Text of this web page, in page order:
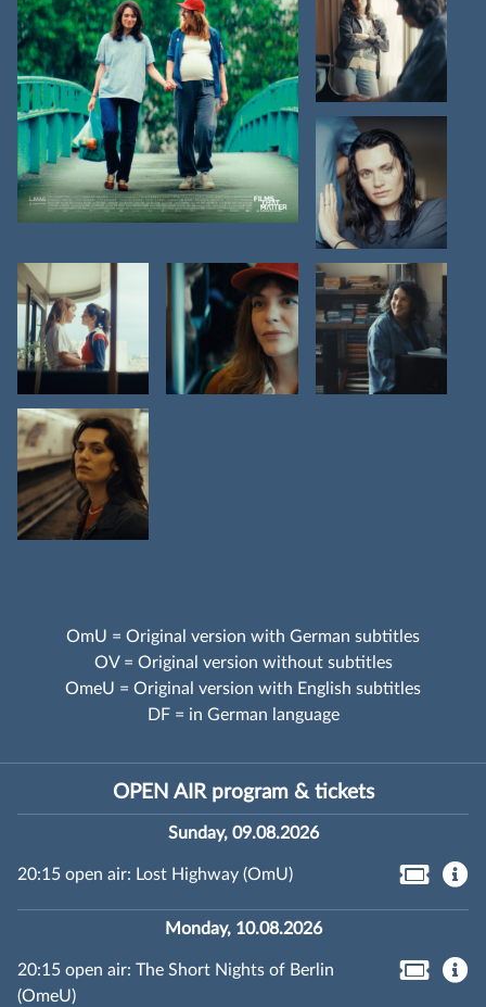
OmU = Original version with German subtitles
OV = Original version without subtitles
OmeU = Original version with English subtitles
DF = in German language
OPEN AIR program & tickets
Sunday, 09.08.2026
20:15 open air: Lost Highway (OmU)
Monday, 10.08.2026
20:15 open air: The Short Nights of Berlin
(OmeU)